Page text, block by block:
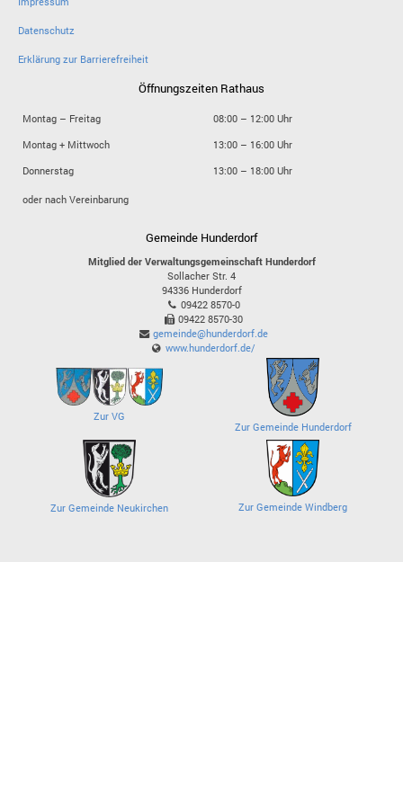
Datenschutz
Erklärung zur Barrierefreiheit
Öffnungszeiten Rathaus
Montag – Freitag
08:00 – 12:00 Uhr
Montag + Mittwoch
13:00 – 16:00 Uhr
Donnerstag
13:00 – 18:00 Uhr
oder nach Vereinbarung
Gemeinde Hunderdorf
Mitglied der Verwaltungsgemeinschaft Hunderdorf
Sollacher Str. 4
94336 Hunderdorf
09422 8570-0
09422 8570-30
gemeinde@hunderdorf.de
www.hunderdorf.de/
Zur VG
Zur Gemeinde Hunderdorf
Zur Gemeinde Neukirchen Zur Gemeinde Windberg